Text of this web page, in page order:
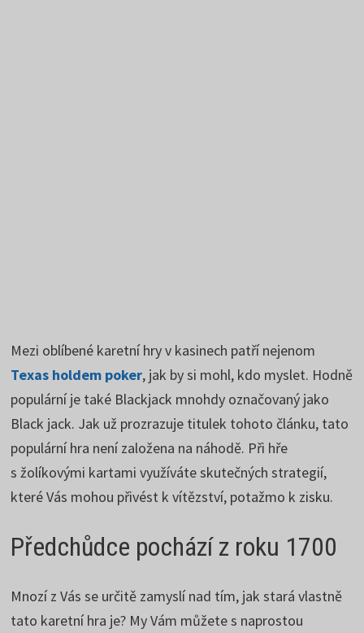
Mezi oblíbené karetní hry v kasinech patří nejenom
Texas holdem poker, jak by si mohl, kdo myslet. Hodně
populární je také Blackjack mnohdy označovaný jako
Black jack. Jak už prozrazuje titulek tohoto článku, tato
populární hra není založena na náhodě. Při hře
s žolíkovými kartami využíváte skutečných strategií,
které Vás mohou přivést k vítězství, potažmo k zisku.
Předchůdce pochází z roku 1700
Mnozí z Vás se určitě zamyslí nad tím, jak stará vlastně
tato karetní hra je? My Vám můžete s naprostou